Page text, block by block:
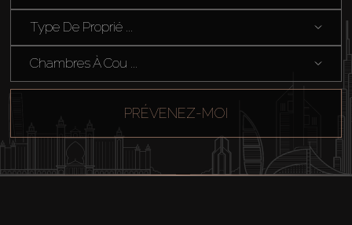
Louer
Vendre
Agents
Type De Proprié ...
Chambres À Cou ...
PRÉVENEZ-MOI